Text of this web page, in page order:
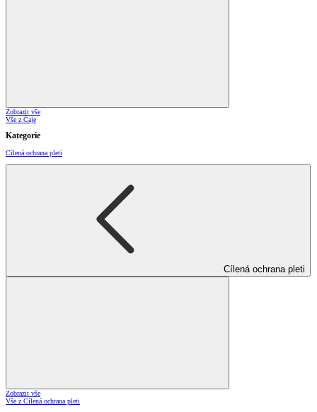
Zobrazit vše
Vše z Čaje
Kategorie
Cílená ochrana pleti
Cílená ochrana pleti
Zobrazit vše
Vše z Cílená ochrana pleti